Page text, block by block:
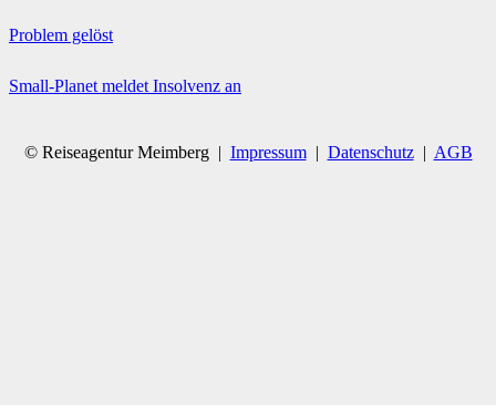
Problem gelöst
Small-Planet meldet Insolvenz an
© Reiseagentur Meimberg | Impressum| Datenschutz| AGB